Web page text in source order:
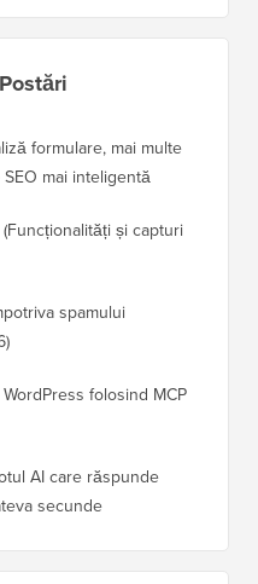
formulare, mai multe
mai inteligentă
și capturi
spamului
folosind MCP
AI care răspunde
secunde